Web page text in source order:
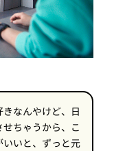
なんやけど、日
ちゃうから、こ
いと、ずっと元